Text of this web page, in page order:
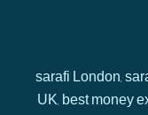
sarafi London,
UK, best money